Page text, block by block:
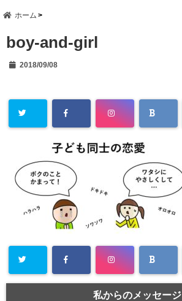
ホーム
boy-and-girl
2018/09/08
私からのメッセージ